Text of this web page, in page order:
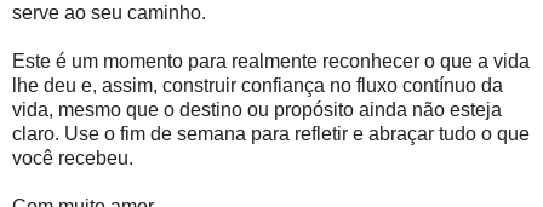
serve ao seu caminho.
Este é um momento para realmente reconhecer o que a vida
lhe deu e, assim, construir confiança no fluxo contínuo da
vida, mesmo que o destino ou propósito ainda não esteja
claro. Use o fim de semana para refletir e abraçar tudo o que
você recebeu.